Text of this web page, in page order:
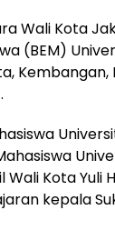
Wali Kota
(BEM)
Kembangan,
Kota Yuli
kepala